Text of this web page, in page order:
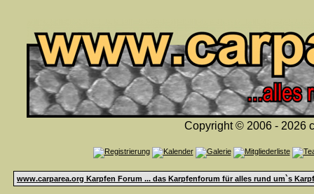
Copyright © 2006 - 2026
www.carparea.org Karpfen Forum ... das Karpfenforum für alles rund um`s